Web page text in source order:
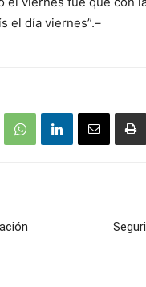
el día viernes”.–